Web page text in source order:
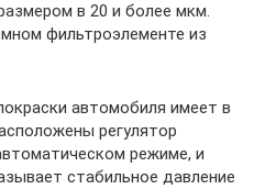
в 20 и более мкм.
фильтроэлементе из
автомобиля имеет в
регулятор
режиме, и
стабильное давление